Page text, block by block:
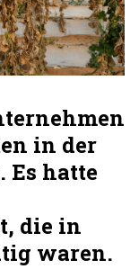
in der
Es hatte
die in
waren.